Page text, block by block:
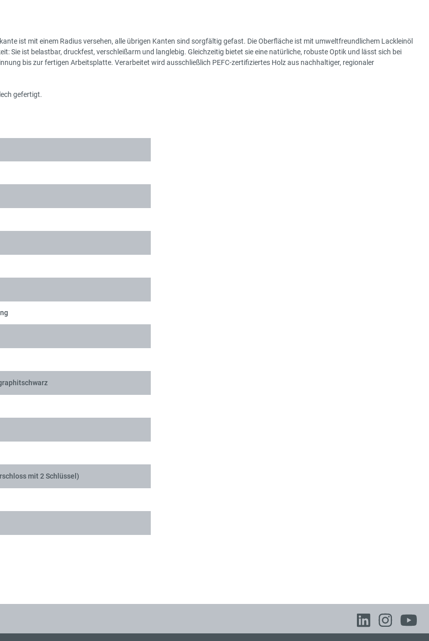
ist mit einem Radius versehen, alle übrigen Kanten sind sorgfältig gefast. Die Oberfläche ist mit umweltfreundlichem Lackleinöl
Sie ist belastbar, druckfest, verschleißarm und langlebig. Gleichzeitig bietet sie eine natürliche, robuste Optik und lässt sich bei
bis zur fertigen Arbeitsplatte. Verarbeitet wird ausschließlich PEFC-zertifiziertes Holz aus nachhaltiger, regionaler
gefertigt.
mit 2 Schlüssel)